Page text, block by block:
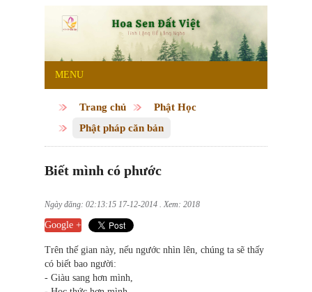
MENU
Trang chủ
Phật Học
Phật pháp căn bản
Biết mình có phước
Ngày đăng: 02:13:15 17-12-2014 . Xem: 2018
Google +
Trên thế gian này, nếu ngước nhìn lên, chúng ta sẽ thấy
có biết bao người:
- Giàu sang hơn mình,